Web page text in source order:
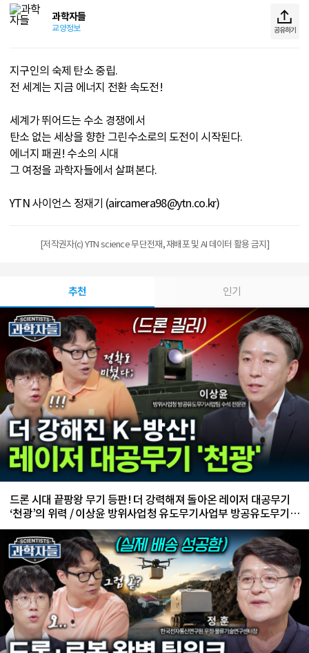
과학자들
교양정보 공유하기
지구인의 숙제 탄소 중립.
전 세계는 지금 에너지 전환 속도전!
세계가 뛰어드는 수소 경쟁에서
탄소 없는 세상을 향한 그린수소로의 도전이 시작된다.
에너지 패권! 수소의 시대
그 여정을 과학자들에서 살펴본다.
YTN 사이언스 정재기 (aircamera98@ytn.co.kr)
[저작권자(c) YTN science 무단전재, 재배포 및 AI 데이터 활용 금지]
추천 인기
드론 시대 끝팡왕 무기 등판! 더 강력해져 돌아온 레이저 대공무기
‘천광’의 위력 / 이상윤 방위사업청 유도무기사업부 방공유도무기사
업팀 수석 전문관